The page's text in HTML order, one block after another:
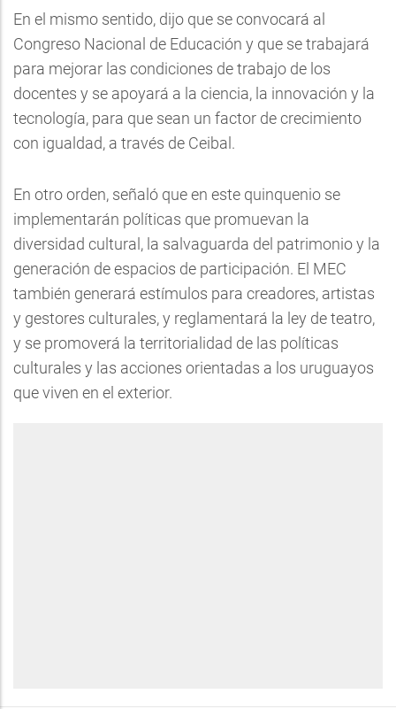
En el mismo sentido, dijo que se convocará al
Congreso Nacional de Educación y que se trabajará
para mejorar las condiciones de trabajo de los
docentes y se apoyará a la ciencia, la innovación y la
tecnología, para que sean un factor de crecimiento
con igualdad, a través de Ceibal.
En otro orden, señaló que en este quinquenio se
implementarán políticas que promuevan la
diversidad cultural, la salvaguarda del patrimonio y la
generación de espacios de participación. El MEC
también generará estímulos para creadores, artistas
y gestores culturales, y reglamentará la ley de teatro,
y se promoverá la territorialidad de las políticas
culturales y las acciones orientadas a los uruguayos
que viven en el exterior.